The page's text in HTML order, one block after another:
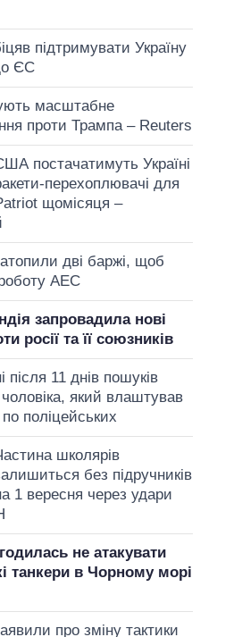
підтримувати Україну
ЄС
масштабне
проти Трампа – Reuters
постачатимуть Україні
перехоплювачі для
щомісяця –
дві баржі, щоб
АЕС
запровадила нові
росії та її союзників
після 11 днів пошуків
який влаштував
поліцейських
школярів
без підручників
1 вересня через удари
не атакувати
танкери в Чорному морі
про зміну тактики